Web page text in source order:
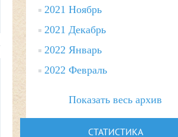
2021 Ноябрь
2021 Декабрь
2022 Январь
2022 Февраль
Показать весь архив
СТАТИСТИКА